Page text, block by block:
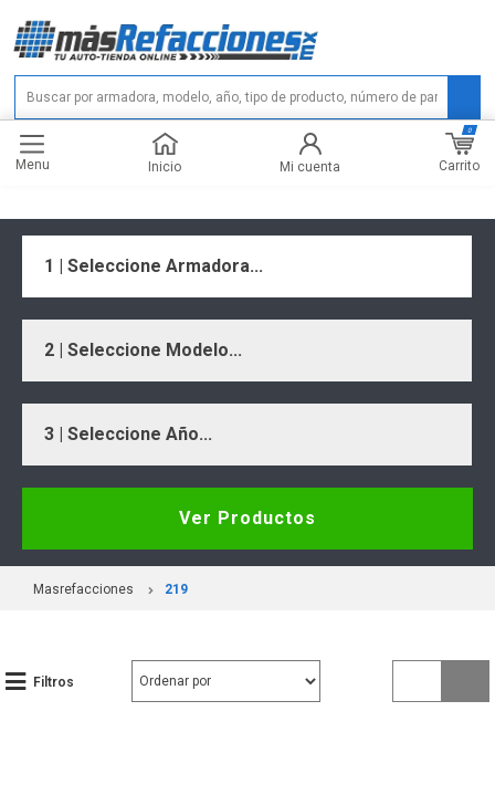
Menu Inicio Mi cuenta Carrito
0
1 | Seleccione Armadora...
2 | Seleccione Modelo...
3 | Seleccione Año...
Ver Productos
Masrefacciones 219
Filtros